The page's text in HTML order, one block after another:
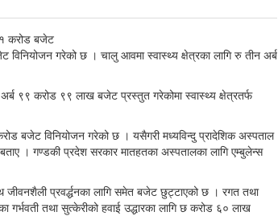
गरेको छ । चालु आवमा स्वास्थ्य क्षेत्रका लागि रु तीन अर्ब
९९ करोड ९९ लाख बजेट प्रस्तुत गरेकोमा स्वास्थ्य क्षेत्रतर्फ
बजेट विनियोजन गरेको छ । यसैगरी मध्यविन्दु प्रादेशिक अस्पताल
। गण्डकी प्रदेश सरकार मातहतका अस्पतालका लागि एम्बुलेन्स
जीवनशैली प्रवर्द्धनका लागि समेत बजेट छुट्टाएको छ । रगत तथा
गर्भवती तथा सुत्केरीको हवाई उद्धारका लागि छ करोड ६० लाख